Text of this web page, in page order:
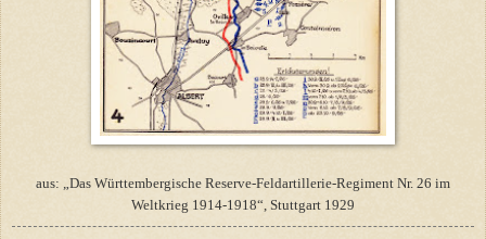
aus: „Das Württembergische Reserve-Feldartillerie-Regiment Nr. 26 im
Weltkrieg 1914-1918“, Stuttgart 1929